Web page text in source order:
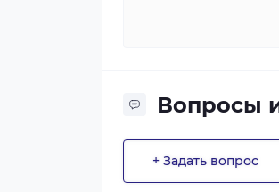
Вопросы
+ Задать вопрос